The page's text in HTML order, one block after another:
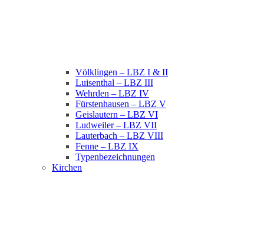
Völklingen – LBZ I & II
Luisenthal – LBZ III
Wehrden – LBZ IV
Fürstenhausen – LBZ V
Geislautern – LBZ VI
Ludweiler – LBZ VII
Lauterbach – LBZ VIII
Fenne – LBZ IX
Typenbezeichnungen
Kirchen